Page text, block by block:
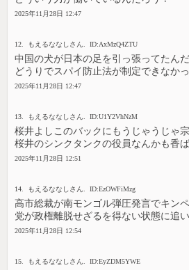
2025年11月28日 12:47
12. もえるななしさん. ID:AxMzQ4ZTU
中国の犬が日本の足を引っ張ってたんだ
どうりでスパイ防止法が制定できなか
2025年11月28日 12:47
13. もえるななしさん. ID:U1Y2VhNzM
桜井よしこのバックにもうじゃうじゃ
桜井のシンクタンクの役員なんかも香
2025年11月28日 12:51
14. もえるななしさん. ID:EzOWFiMzg
高市総裁が南モンゴル弾圧発言でキン
党が政権離脱せざるを得ない状態に追
2025年11月28日 12:54
15. もえるななしさん. ID:EyZDM5YWE